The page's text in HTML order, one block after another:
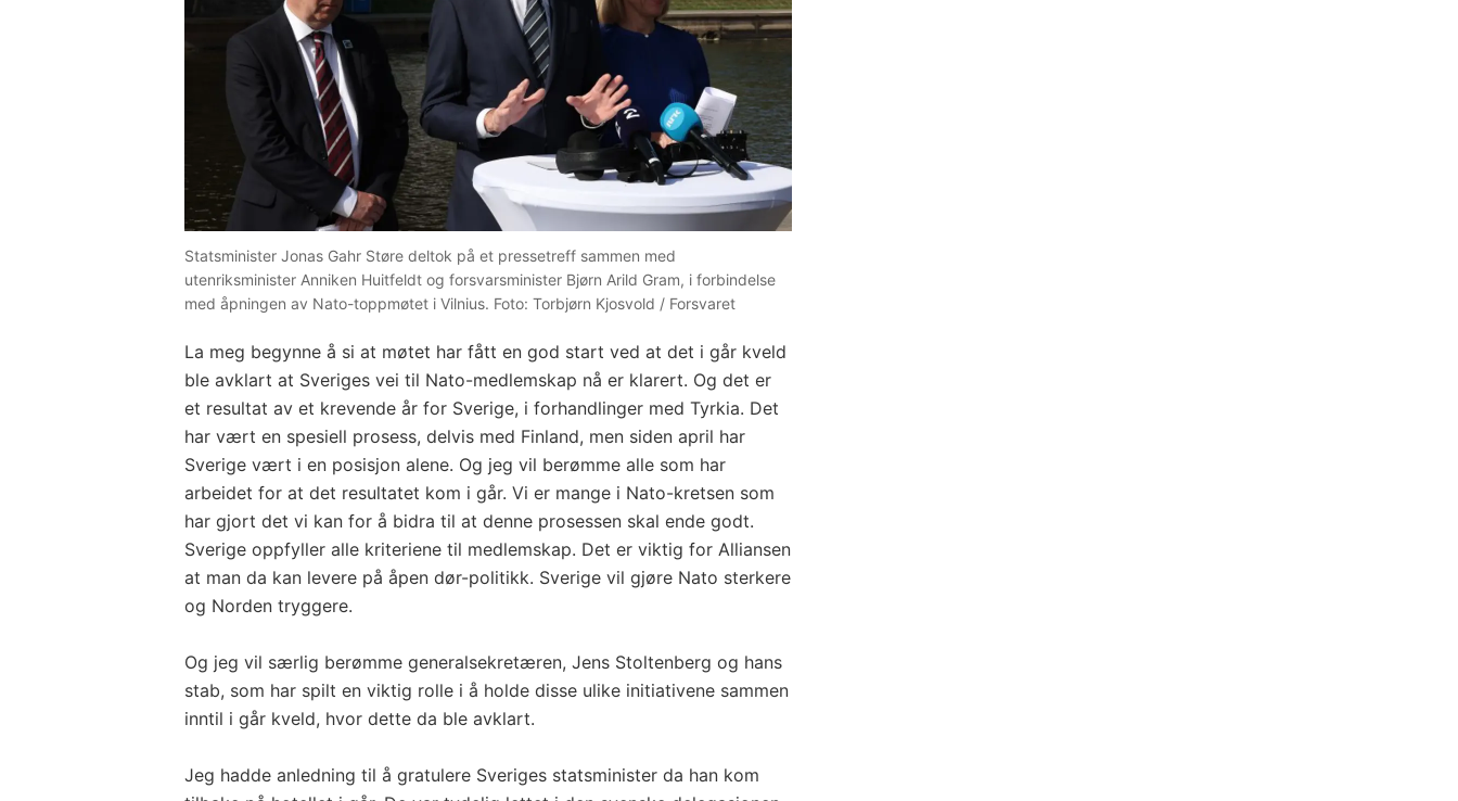
Statsminister Jonas Gahr Støre deltok på et pressetreff sammen med
utenriksminister Anniken Huitfeldt og forsvarsminister Bjørn Arild Gram, i forbindelse
med åpningen av Nato-toppmøtet i Vilnius. Foto: Torbjørn Kjosvold / Forsvaret
La meg begynne å si at møtet har fått en god start ved at det i går kveld
ble avklart at Sveriges vei til Nato-medlemskap nå er klarert. Og det er
et resultat av et krevende år for Sverige, i forhandlinger med Tyrkia. Det
har vært en spesiell prosess, delvis med Finland, men siden april har
Sverige vært i en posisjon alene. Og jeg vil berømme alle som har
arbeidet for at det resultatet kom i går. Vi er mange i Nato-kretsen som
har gjort det vi kan for å bidra til at denne prosessen skal ende godt.
Sverige oppfyller alle kriteriene til medlemskap. Det er viktig for Alliansen
at man da kan levere på åpen dør-politikk. Sverige vil gjøre Nato sterkere
og Norden tryggere.
Og jeg vil særlig berømme generalsekretæren, Jens Stoltenberg og hans
stab, som har spilt en viktig rolle i å holde disse ulike initiativene sammen
inntil i går kveld, hvor dette da ble avklart.
Jeg hadde anledning til å gratulere Sveriges statsminister da han kom